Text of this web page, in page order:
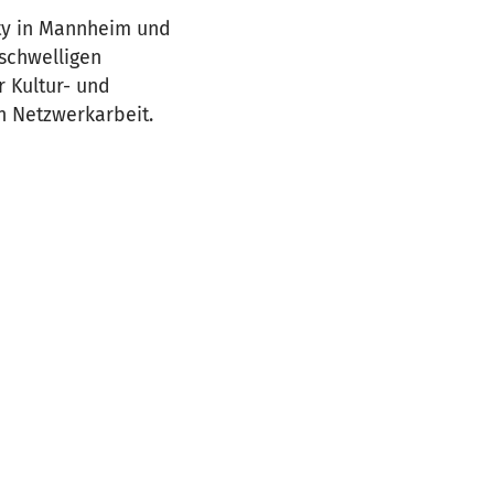
in Mannheim und
Kultur- und
Netzwerkarbeit.